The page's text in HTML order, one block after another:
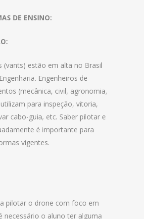
DE ENSINO:
(vants) estão em alta no Brasil
Engenheiros de
(mecânica, civil, agronomia,
para inspeção, vitoria,
cabo-guia, etc. Saber pilotar e
é importante para
vigentes.
pilotar o drone com foco em
necessário o aluno ter alguma